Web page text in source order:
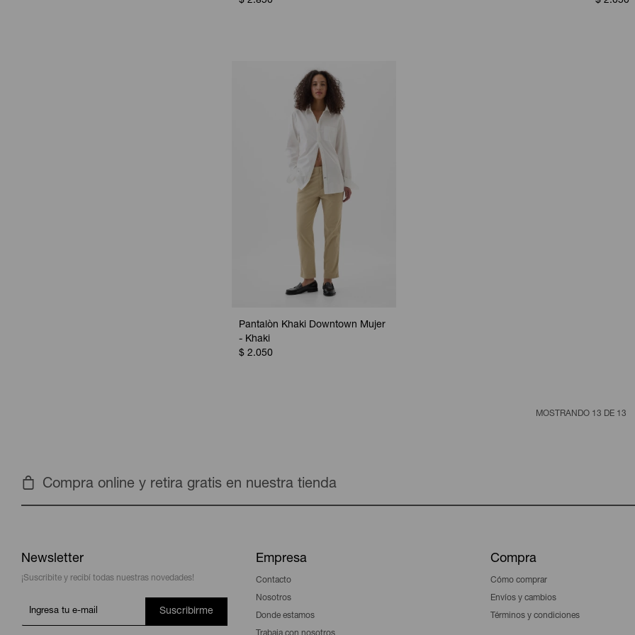
Pantalòn Khaki Downtown Mujer
- Khaki
$ 2.050
MOSTRANDO 13 DE 13
Compra online y retira gratis en nuestra tienda
Newsletter
¡Suscribite y recibí todas nuestras novedades!
Suscribirme
Empresa
Contacto
Nosotros
Donde estamos
Compra
Cómo comprar
Envíos y cambios
Términos y condiciones